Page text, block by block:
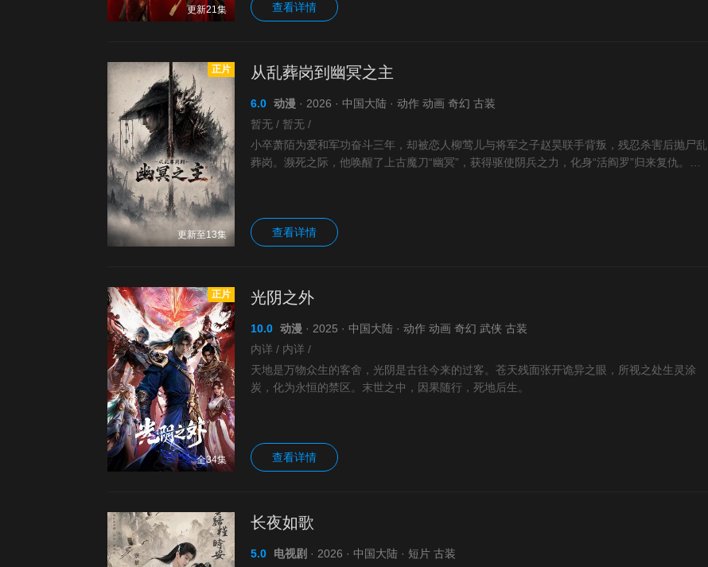
更新21集 查看详情
正片
更新至13集
从乱葬岗到幽冥之主
6.0 动漫 · 2026 · 中国大陆 · 动作 动画 奇幻 古装
暂无 / 暂无 /
小卒萧陌为爱和军功奋斗三年，却被恋人柳莺儿与将军之子赵昊联手背叛，残忍杀害后抛尸乱
葬岗。濒死之际，他唤醒了上古魔刀“幽冥”，获得驱使阴兵之力，化身“活阎罗”归来复仇。他
查看详情
正片
全34集
光阴之外
10.0 动漫 · 2025 · 中国大陆 · 动作 动画 奇幻 武侠 古装
内详 / 内详 /
天地是万物众生的客舍，光阴是古往今来的过客。苍天残面张开诡异之眼，所视之处生灵涂
炭，化为永恒的禁区。末世之中，因果随行，死地后生。
查看详情
长夜如歌
5.0 电视剧 · 2026 · 中国大陆 · 短片 古装